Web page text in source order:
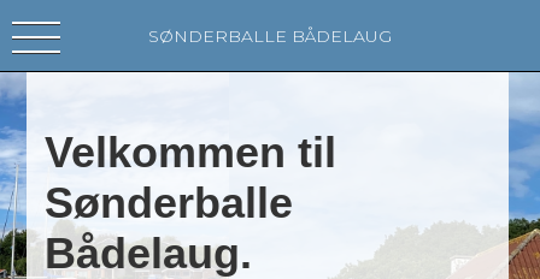
SØNDERBALLE BÅDELAUG
Velkommen til
Sønderballe
Bådelaug.